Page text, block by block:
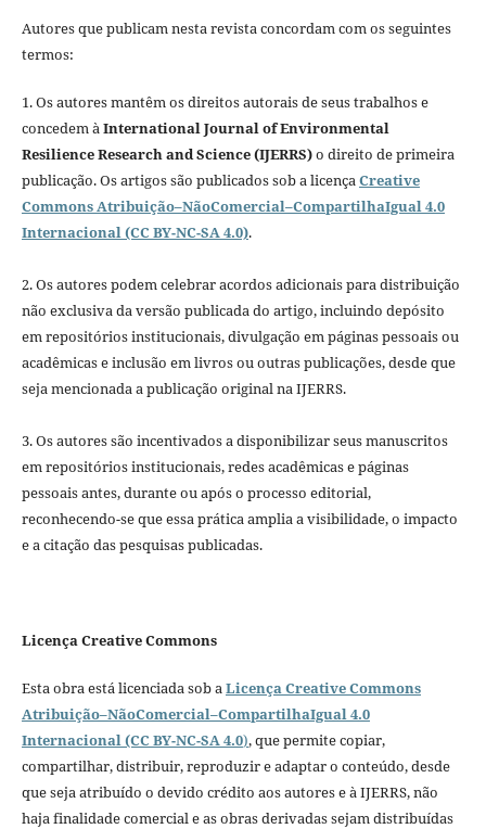
Autores que publicam nesta revista concordam com os seguintes
termos:
1. Os autores mantêm os direitos autorais de seus trabalhos e
concedem àInternational Journal of Environmental
Resilience Research and Science (IJERRS)o direito de primeira
publicação. Os artigos são publicados sob a licençaCreative
Commons Atribuição–NãoComercial–CompartilhaIgual 4.0
Internacional (CC BY-NC-SA 4.0).
2. Os autores podem celebrar acordos adicionais para distribuição
não exclusiva da versão publicada do artigo, incluindo depósito
em repositórios institucionais, divulgação em páginas pessoais ou
acadêmicas e inclusão em livros ou outras publicações, desde que
seja mencionada a publicação original na IJERRS.
3. Os autores são incentivados a disponibilizar seus manuscritos
em repositórios institucionais, redes acadêmicas e páginas
pessoais antes, durante ou após o processo editorial,
reconhecendo-se que essa prática amplia a visibilidade, o impacto
e a citação das pesquisas publicadas.
Licença Creative Commons
Esta obra está licenciada sob aLicença Creative Commons
Atribuição–NãoComercial–CompartilhaIgual 4.0
Internacional (CC BY-NC-SA 4.0), que permite copiar,
compartilhar, distribuir, reproduzir e adaptar o conteúdo, desde
que seja atribuído o devido crédito aos autores e à IJERRS, não
haja finalidade comercial e as obras derivadas sejam distribuídas